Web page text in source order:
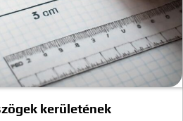
kerületének